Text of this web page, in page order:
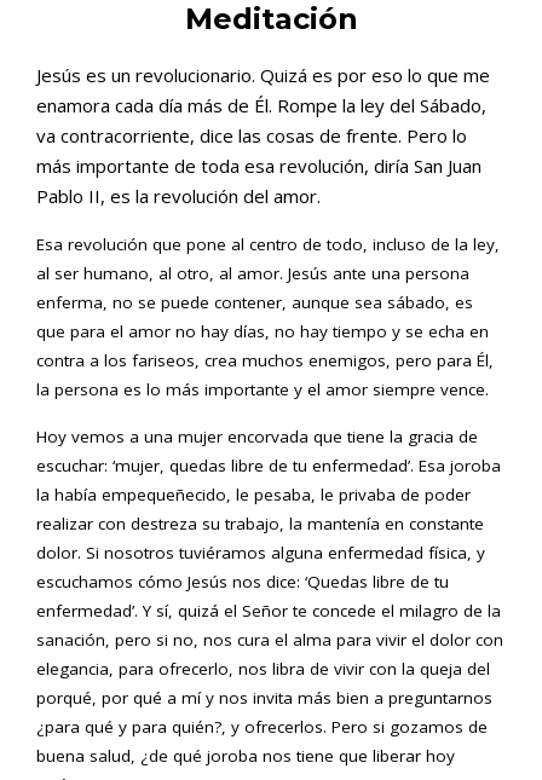
Meditación
Jesús es un revolucionario. Quizá es por eso lo que me
enamora cada día más de Él. Rompe la ley del Sábado,
va contracorriente, dice las cosas de frente. Pero lo
más importante de toda esa revolución, diría San Juan
Pablo II, es la revolución del amor.
Esa revolución que pone al centro de todo, incluso de la ley,
al ser humano, al otro, al amor. Jesús ante una persona
enferma, no se puede contener, aunque sea sábado, es
que para el amor no hay días, no hay tiempo y se echa en
contra a los fariseos, crea muchos enemigos, pero para Él,
la persona es lo más importante y el amor siempre vence.
Hoy vemos a una mujer encorvada que tiene la gracia de
escuchar: ‘mujer, quedas libre de tu enfermedad’. Esa joroba
la había empequeñecido, le pesaba, le privaba de poder
realizar con destreza su trabajo, la mantenía en constante
dolor. Si nosotros tuviéramos alguna enfermedad física, y
escuchamos cómo Jesús nos dice: ‘Quedas libre de tu
enfermedad’. Y sí, quizá el Señor te concede el milagro de la
sanación, pero si no, nos cura el alma para vivir el dolor con
elegancia, para ofrecerlo, nos libra de vivir con la queja del
porqué, por qué a mí y nos invita más bien a preguntarnos
¿para qué y para quién?, y ofrecerlos. Pero si gozamos de
buena salud, ¿de qué joroba nos tiene que liberar hoy